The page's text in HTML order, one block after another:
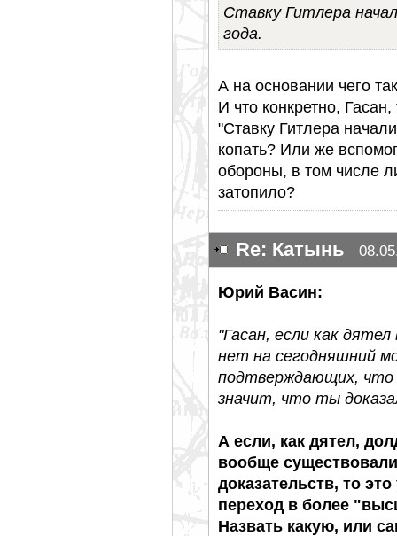
Ставку Гитлера
года.
А на основании чего
И что конкретно,
"Ставку Гитлера
копать? Или же
обороны, в том числе
затопило?
Re: Катынь
Юрий Васин:
"Гасан, если как
нет на сегодняшний
подтверждающих,
значит, что ты
А если, как дятел,
вообще
доказательств, то
переход в более
Назвать какую, или